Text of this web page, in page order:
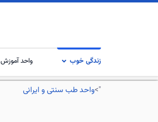
زندگی خوب واحد آموزش
">واحد طب سنتی و ایرانی